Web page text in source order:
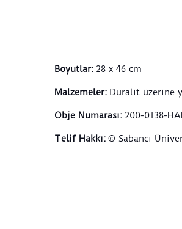
ve
Boyutlar: 28 x 46 cm
Malzemeler: Duralit üzerine
Obje Numarası: 200-0138-
Telif Hakkı: © Sabancı